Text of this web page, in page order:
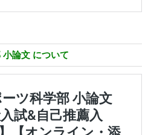
論文 について